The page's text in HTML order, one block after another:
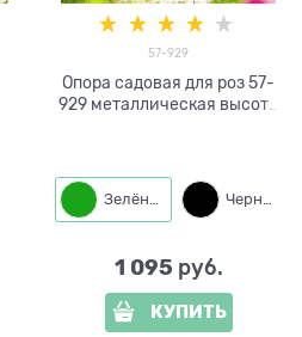
57-929
Опора садовая для роз 57-
929 металлическая высота
Зелёный Черный
1 095 руб.
КУПИТЬ